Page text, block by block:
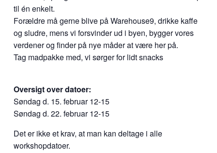
til én enkelt.
Forældre må gerne blive på Warehouse9, drikke kaffe
og sludre, mens vi forsvinder ud i byen, bygger vores
verdener og finder på nye måder at være her på.
Tag madpakke med, vi sørger for lidt snacks
Oversigt over datoer:
Søndag d. 15. februar 12-15
Søndag d. 22. februar 12-15
Det er ikke et krav, at man kan deltage i alle
workshopdatoer.